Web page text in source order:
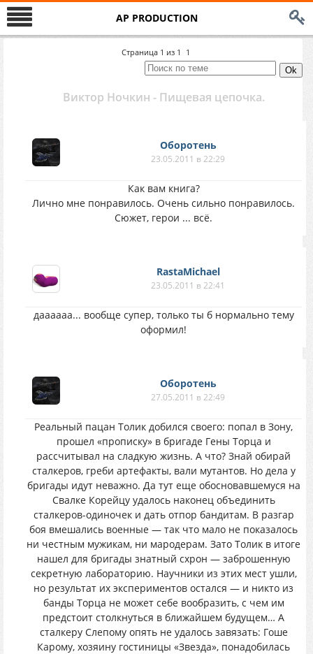
AP PRODUCTION
Страница 1 из 1 1
Виктор Ночкин - Пищевая цепочка.
Оборотень
23.05.2011 в 22:29
Как вам книга?
Лично мне понравилось. Очень сильно понравилось.
Сюжет, герои ... всё.
RastaMichael
23.05.2011 в 22:41
даааааа... вообще супер, только ты б нормально тему
оформил!
Оборотень
27.05.2011 в 22:49
Реальный пацан Толик добился своего: попал в Зону,
прошел «прописку» в бригаде Гены Торца и
рассчитывал на сладкую жизнь. А что? Знай обирай
сталкеров, греби артефакты, вали мутантов. Но дела у
бригады идут неважно. Да тут еще обосновавшемуся на
Свалке Корейцу удалось наконец объединить
сталкеров-одиночек и дать отпор бандитам. В разгар
боя вмешались военные — так что мало не показалось
ни честным мужикам, ни мародерам. Зато Толик в итоге
нашел для бригады знатный схрон — заброшенную
секретную лабораторию. Научники из этих мест ушли,
но результат их экспериментов остался — и никто из
банды Торца не может себе вообразить, с чем им
предстоит столкнуться в ближайшем будущем… А
сталкеру Слепому опять не удалось завязать: Гоше
Карому, хозяину гостиницы «Звезда», понадобилась